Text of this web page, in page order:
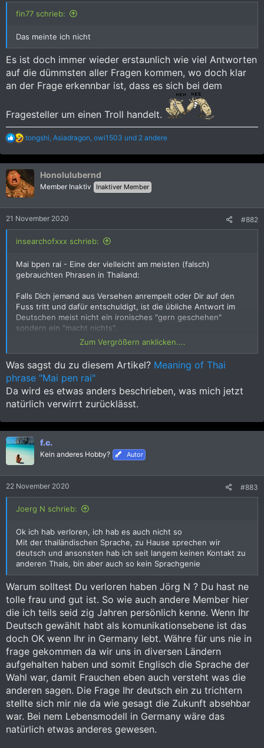
fin77 schrieb:
Das meinte ich nicht
Es ist doch immer wieder erstaunlich wie viel Antworten
auf die dümmsten aller Fragen kommen, wo doch klar
an der Frage erkennbar ist, dass es sich bei dem
Fragesteller um einen Troll handelt.
R
a
k
i
o
n
:
tongshi Asiadragon owi1503 und 2 andere
Honolulubernd
Member Inaktiv Inaktiver Member
21 November 2020 #882
insearchofxxx schrieb:
Mai bpen rai - Eine der vielleicht am meisten (falsch)
gebrauchten Phrasen in Thailand:
Falls Dich jemand aus Versehen anrempelt oder Dir auf den
Fuss tritt und dafür entschuldigt, ist die übliche Antwort im
Deutschen meist nicht ein ironisches "gern geschehen"
sondern ein "macht nichts".
Dies ist auch genau die Situation in Thai, "nicht ist was" = mai
Wenn Du aber jemand die Türe aufhältst, jemandem ein
Geschenk gibst und der andere sich bedankt, ist die Antwort
meist nicht ein Trump-mässiges, herablassendes "macht
nichts" , sondern "gern geschehen".
hier ist ein "erfreut sein angenehm" angebracht: "jin – dii –".
Falls man z.B. jemand die Türe aufhält oder einen Platz
anbietet, sollte man anstatt des im Deutschen üblichen "bitte"
als Aufforderung übrigens sagen: "tschöön – ".
(Alles natürlich, wie immer, gefolgt von der Höflichkeitsfloskel
khrap / ).
/\ =fallender Ton von hoch nach tief
/ =hoher Ton
- =mittlerer Ton
Zum Vergrößern anklicken....
Was sagst du zu diesem Artikel? Meaning of Thai
phrase "Mai pen rai"
Da wird es etwas anders beschrieben, was mich jetzt
natürlich verwirrt zurücklässt.
f.c.
Kein anderes Hobby? Autor
22 November 2020 #883
Joerg N schrieb:
Ok ich hab verloren, ich hab es auch nicht so
Mit der thailändischen Sprache, zu Hause sprechen wir
deutsch und ansonsten hab ich seit langem keinen Kontakt zu
anderen Thais, bin aber auch so kein Sprachgenie
Warum solltest Du verloren haben Jörg N ? Du hast ne
tolle frau und gut ist. So wie auch andere Member hier
die ich teils seid zig Jahren persönlich kenne. Wenn Ihr
Deutsch gewählt habt als komunikationsebene ist das
doch OK wenn Ihr in Germany lebt. Währe für uns nie in
frage gekommen da wir uns in diversen Ländern
aufgehalten haben und somit Englisch die Sprache der
Wahl war, damit Frauchen eben auch versteht was die
anderen sagen. Die Frage Ihr deutsch ein zu trichtern
stellte sich mir nie da wie gesagt die Zukunft absehbar
war. Bei nem Lebensmodell in Germany wäre das
natürlich etwas anderes gewesen.